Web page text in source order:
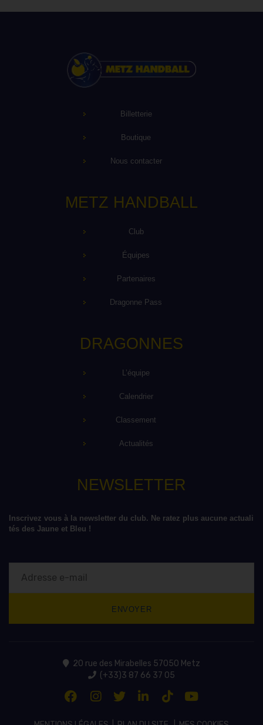
Billetterie
Boutique
Nous contacter
METZ HANDBALL
Club
Équipes
Partenaires
Dragonne Pass
DRAGONNES
L’équipe
Calendrier
Classement
Actualités
NEWSLETTER
Inscrivez vous à la newsletter du club. Ne ratez plus aucune actuali
tés des Jaune et Bleu !
20 rue des Mirabelles 57050 Metz
(+33)3 87 66 37 05